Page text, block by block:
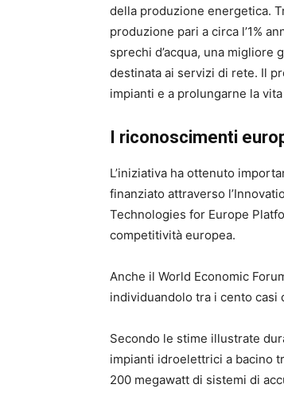
della produzione energetica.
produzione pari a circa l’1%
sprechi d’acqua, una migliore
destinata ai servizi di rete. Il
impianti e a prolungarne la
I riconoscimenti
L’iniziativa ha ottenuto
finanziato attraverso
Technologies for Europe
competitività europea.
Anche il World Economic
individuandolo tra i cento
Secondo le stime illustrate
impianti idroelettrici a bacino
200 megawatt di sistemi di